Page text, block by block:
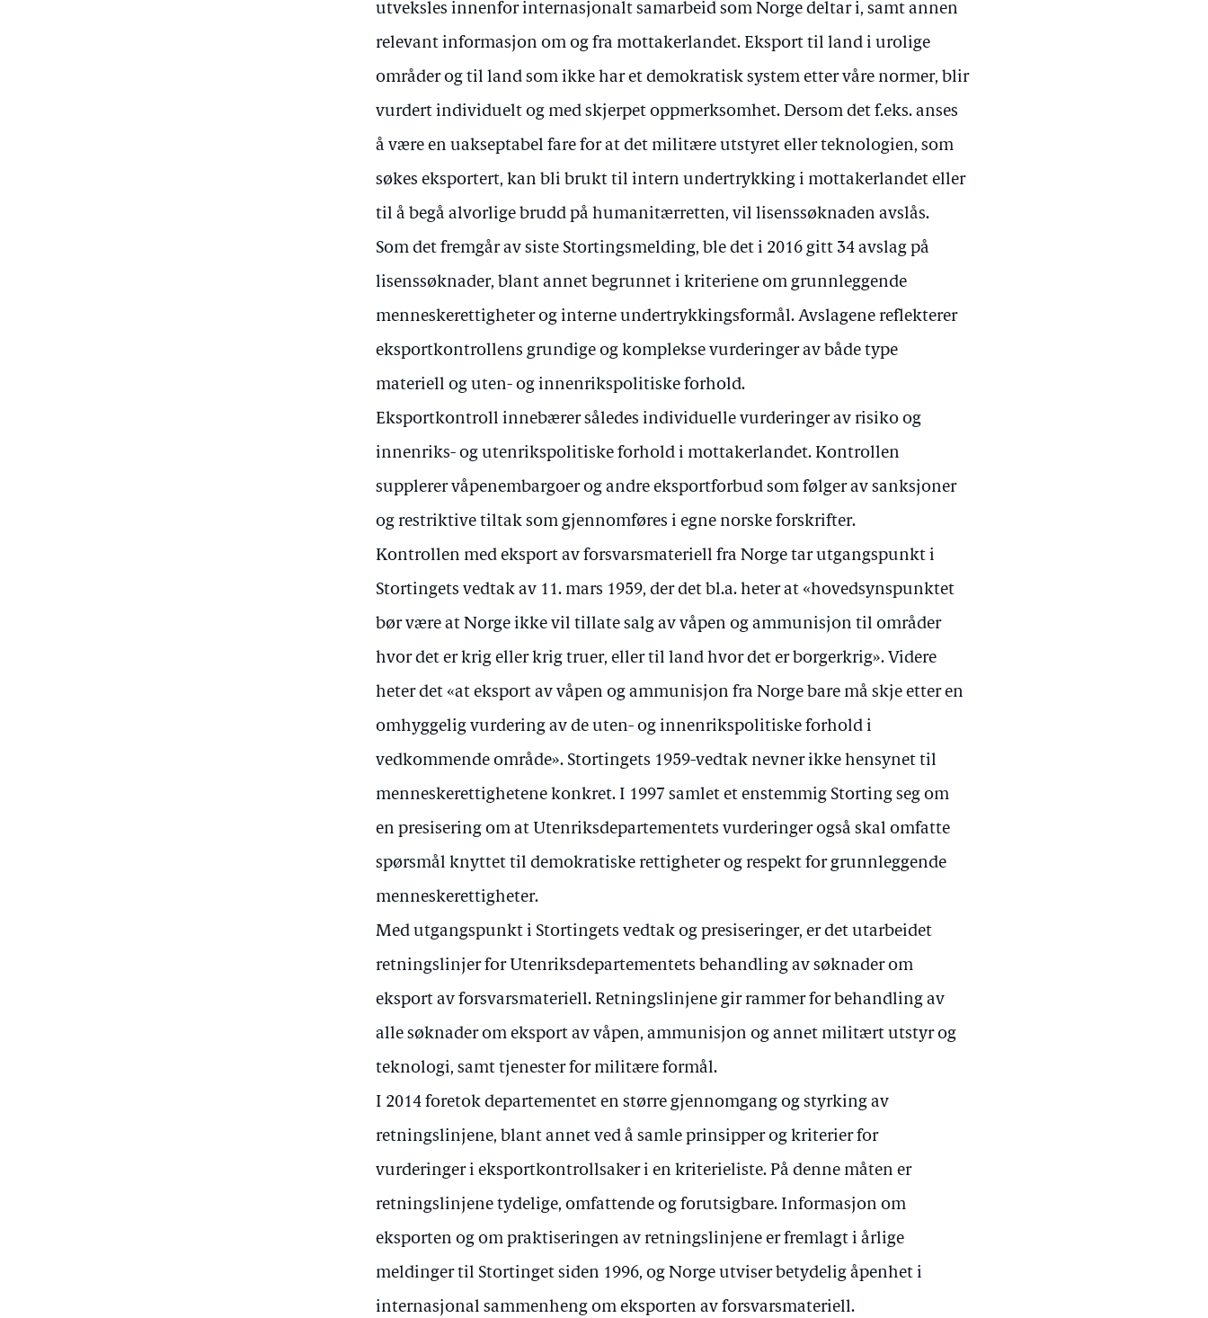
utveksles innenfor internasjonalt samarbeid som Norge deltar i, samt annen
relevant informasjon om og fra mottakerlandet. Eksport til land i urolige
områder og til land som ikke har et demokratisk system etter våre normer, blir
vurdert individuelt og med skjerpet oppmerksomhet. Dersom det f.eks. anses
å være en uakseptabel fare for at det militære utstyret eller teknologien, som
søkes eksportert, kan bli brukt til intern undertrykking i mottakerlandet eller
til å begå alvorlige brudd på humanitærretten, vil lisenssøknaden avslås.
Som det fremgår av siste Stortingsmelding, ble det i 2016 gitt 34 avslag på
lisenssøknader, blant annet begrunnet i kriteriene om grunnleggende
menneskerettigheter og interne undertrykkingsformål. Avslagene reflekterer
eksportkontrollens grundige og komplekse vurderinger av både type
materiell og uten- og innenrikspolitiske forhold.
Eksportkontroll innebærer således individuelle vurderinger av risiko og
innenriks- og utenrikspolitiske forhold i mottakerlandet. Kontrollen
supplerer våpenembargoer og andre eksportforbud som følger av sanksjoner
og restriktive tiltak som gjennomføres i egne norske forskrifter.
Kontrollen med eksport av forsvarsmateriell fra Norge tar utgangspunkt i
Stortingets vedtak av 11. mars 1959, der det bl.a. heter at «hovedsynspunktet
bør være at Norge ikke vil tillate salg av våpen og ammunisjon til områder
hvor det er krig eller krig truer, eller til land hvor det er borgerkrig». Videre
heter det «at eksport av våpen og ammunisjon fra Norge bare må skje etter en
omhyggelig vurdering av de uten- og innenrikspolitiske forhold i
vedkommende område». Stortingets 1959-vedtak nevner ikke hensynet til
menneskerettighetene konkret. I 1997 samlet et enstemmig Storting seg om
en presisering om at Utenriksdepartementets vurderinger også skal omfatte
spørsmål knyttet til demokratiske rettigheter og respekt for grunnleggende
menneskerettigheter.
Med utgangspunkt i Stortingets vedtak og presiseringer, er det utarbeidet
retningslinjer for Utenriksdepartementets behandling av søknader om
eksport av forsvarsmateriell. Retningslinjene gir rammer for behandling av
alle søknader om eksport av våpen, ammunisjon og annet militært utstyr og
teknologi, samt tjenester for militære formål.
I 2014 foretok departementet en større gjennomgang og styrking av
retningslinjene, blant annet ved å samle prinsipper og kriterier for
vurderinger i eksportkontrollsaker i en kriterieliste. På denne måten er
retningslinjene tydelige, omfattende og forutsigbare. Informasjon om
eksporten og om praktiseringen av retningslinjene er fremlagt i årlige
meldinger til Stortinget siden 1996, og Norge utviser betydelig åpenhet i
internasjonal sammenheng om eksporten av forsvarsmateriell.